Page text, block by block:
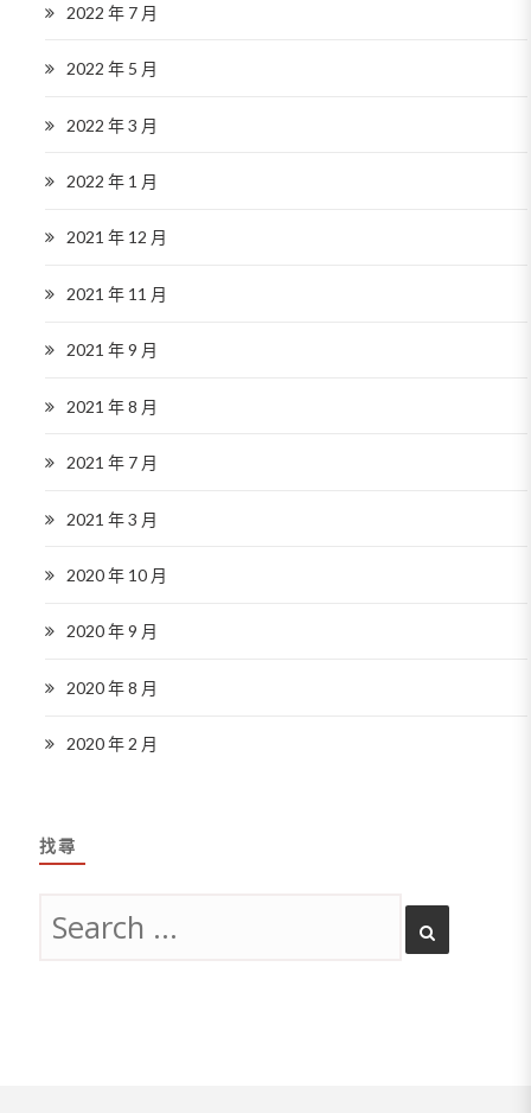
2022 年 7 月
2022 年 5 月
2022 年 3 月
2022 年 1 月
2021 年 12 月
2021 年 11 月
2021 年 9 月
2021 年 8 月
2021 年 7 月
2021 年 3 月
2020 年 10 月
2020 年 9 月
2020 年 8 月
2020 年 2 月
找尋